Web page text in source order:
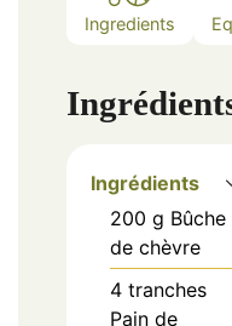
Ingredients
Ingrédients
200 g Bûche
de chèvre
4 tranches
Pain de